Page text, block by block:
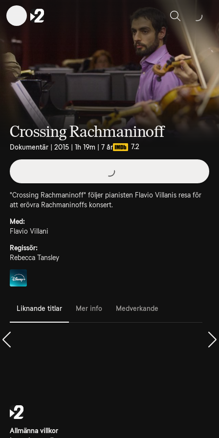
Sök
Crossing Rachmaninoff
Dokumentär | 2015 | 1h 19m | 7 år 7.2
"Crossing Rachmaninoff" följer pianisten Flavio Villanis resa för
att erövra Rachmaninoffs konsert.
Med:
Flavio Villani
Regissör:
Rebecca Tansley
Liknande titlar Mer info Medverkande
Allmänna villkor